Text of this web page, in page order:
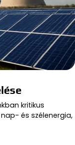
kritikus
és szélenergia,